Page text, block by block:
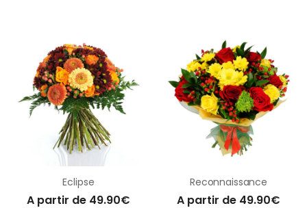
Eclipse
A partir de 49.90€
Reconnaissance
A partir de 49.90€